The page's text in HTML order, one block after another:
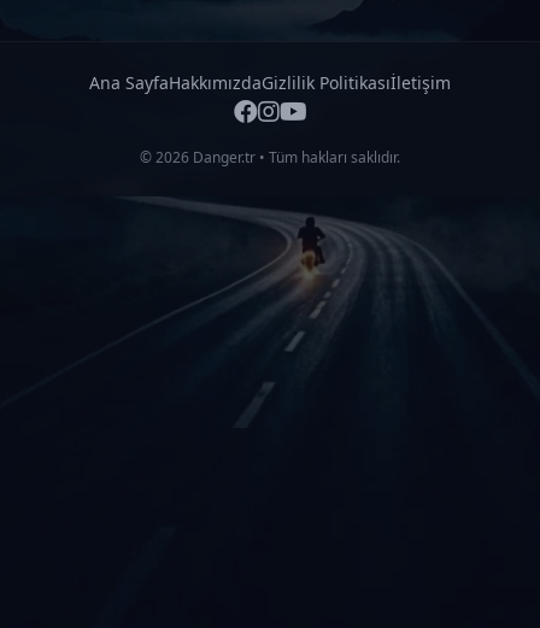
Ana SayfaHakkımızdaGizlilik Politikasıİletişim
© 2026 Danger.tr • Tüm hakları saklıdır.